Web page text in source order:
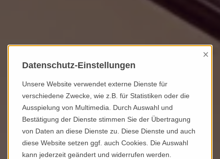
Datenschutz-Einstellungen
×
Unsere Website verwendet externe Dienste für
verschiedene Zwecke, wie z.B. für Statistiken oder die
Ausspielung von Multimedia. Durch Auswahl und
Bestätigung der Dienste stimmen Sie der Übertragung
von Daten an diese Dienste zu. Diese Dienste und auch
diese Website setzen ggf. auch Cookies. Die Auswahl
kann jederzeit geändert und widerrufen werden.